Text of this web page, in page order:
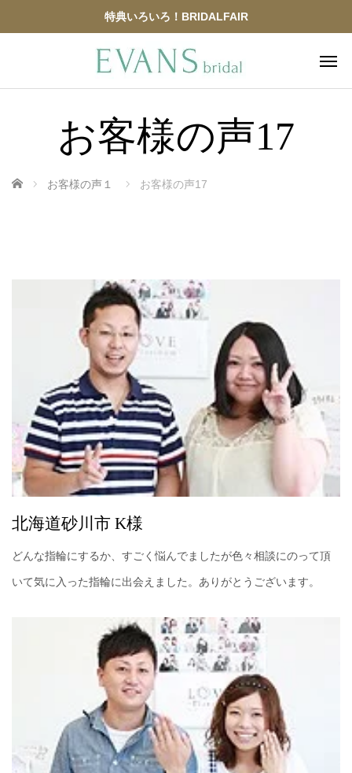
特典いろいろ！BRIDALFAIR
お客様の声17
ホーム お客様の声１ お客様の声17
北海道砂川市 K様
どんな指輪にするか、すごく悩んでましたが色々相談にのって頂
いて気に入った指輪に出会えました。ありがとうございます。